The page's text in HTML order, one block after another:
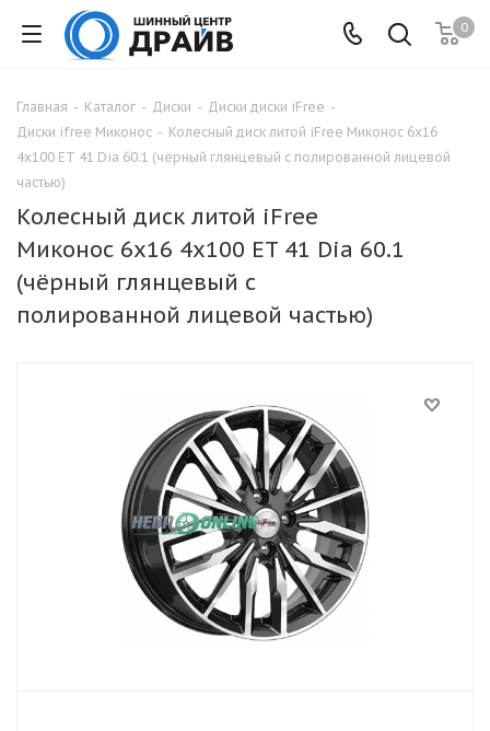
0
Главная - Каталог - Диски - Диски диски iFree -
Диски ifree Миконос - Колесный диск литой iFree Миконос 6x16
4x100 ET 41 Dia 60.1 (чёрный глянцевый с полированной лицевой
частью)
Колесный диск литой iFree
Миконос 6x16 4x100 ET 41 Dia 60.1
(чёрный глянцевый с
полированной лицевой частью)